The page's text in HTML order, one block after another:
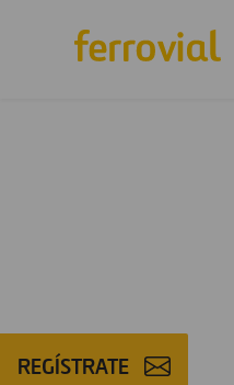
REGÍSTRATE